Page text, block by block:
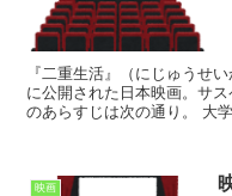
『二重生活』（にじゅうせいか
に公開された日本映画。サ
のあらすじは次の通り。 大
映画